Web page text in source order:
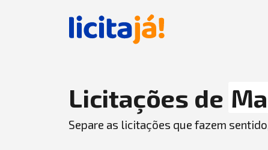
Licitações de
Separe as licitações que fazem